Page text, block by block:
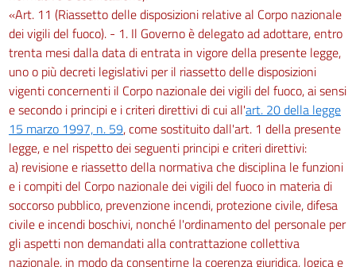
«Art. 11 (Riassetto delle disposizioni relative al Corpo nazionale
dei vigili del fuoco). - 1. Il Governo è delegato ad adottare, entro
trenta mesi dalla data di entrata in vigore della presente legge,
uno o più decreti legislativi per il riassetto delle disposizioni
vigenti concernenti il Corpo nazionale dei vigili del fuoco, ai sensi
e secondo i principi e i criteri direttivi di cui all'art. 20 della legge
15 marzo 1997, n. 59, come sostituito dall'art. 1 della presente
legge, e nel rispetto dei seguenti principi e criteri direttivi:
a) revisione e riassetto della normativa che disciplina le funzioni
e i compiti del Corpo nazionale dei vigili del fuoco in materia di
soccorso pubblico, prevenzione incendi, protezione civile, difesa
civile e incendi boschivi, nonché l'ordinamento del personale per
gli aspetti non demandati alla contrattazione collettiva
nazionale, in modo da consentirne la coerenza giuridica, logica e